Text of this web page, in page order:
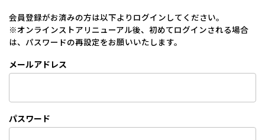
会員登録がお済みの方は以下よりログインしてください。
※オンラインストアリニューアル後、初めてログインされる場合
は、パスワードの再設定をお願いいたします。
メールアドレス
パスワード